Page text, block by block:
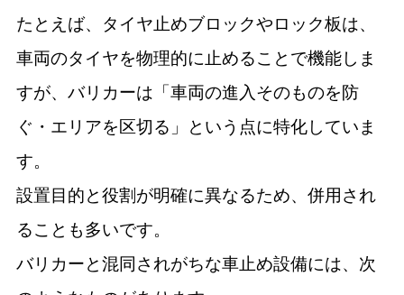
たとえば、タイヤ止めブロックやロック板は、
車両のタイヤを物理的に止めることで機能しま
すが、バリカーは「車両の進入そのものを防
ぐ・エリアを区切る」という点に特化していま
す。
設置目的と役割が明確に異なるため、併用され
ることも多いです。
バリカーと混同されがちな車止め設備には、次